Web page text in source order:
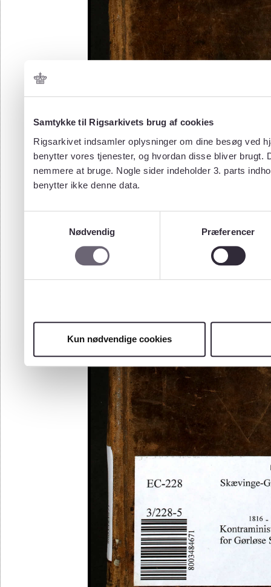
Samtykke til Rigsarkivets brug af cookies
Rigsarkivet indsamler oplysninger om dine besøg ved
benytter vores tjenester, og hvordan disse bliver
nemmere at bruge. Nogle sider indeholder 3. parts
benytter ikke denne data.
Nødvendig
Præferencer
Kun nødvendige cookies